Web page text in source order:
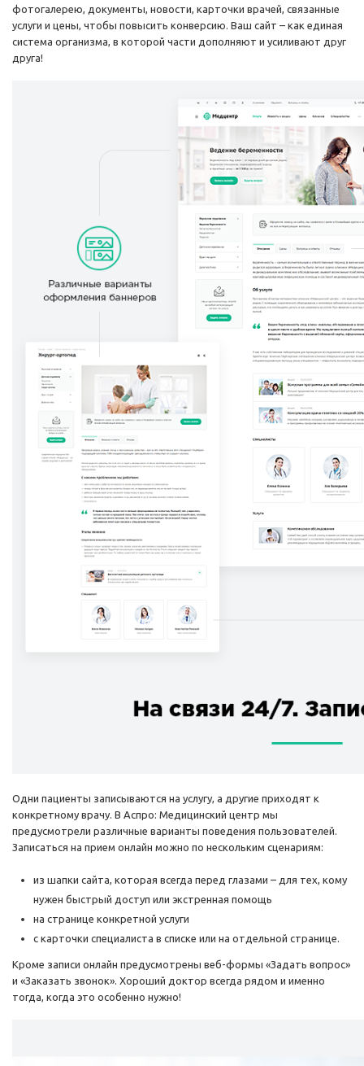
фотогалерею, документы, новости, карточки врачей, связанные
услуги и цены, чтобы повысить конверсию. Ваш сайт – как единая
система организма, в которой части дополняют и усиливают друг
друга!
Одни пациенты записываются на услугу, а другие приходят к
конкретному врачу. В Аспро: Медицинский центр мы
предусмотрели различные варианты поведения пользователей.
Записаться на прием онлайн можно по нескольким сценариям:
из шапки сайта, которая всегда перед глазами – для тех, кому
нужен быстрый доступ или экстренная помощь
на странице конкретной услуги
с карточки специалиста в списке или на отдельной странице.
Кроме записи онлайн предусмотрены веб-формы «Задать вопрос»
и «Заказать звонок». Хороший доктор всегда рядом и именно
тогда, когда это особенно нужно!